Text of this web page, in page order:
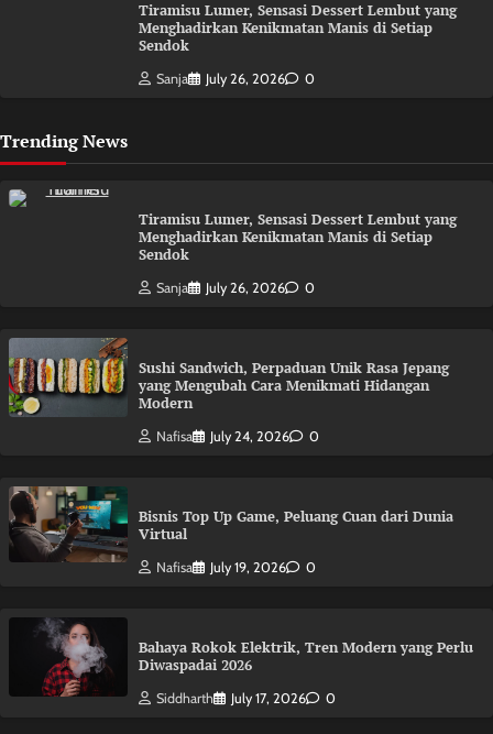
Tiramisu Lumer, Sensasi Dessert Lembut yang
Menghadirkan Kenikmatan Manis di Setiap
Sendok
Sanja July 26, 2026 0
Trending News
Tiramisu Lumer, Sensasi Dessert Lembut yang
Menghadirkan Kenikmatan Manis di Setiap
Sendok
Sanja July 26, 2026 0
Sushi Sandwich, Perpaduan Unik Rasa Jepang
yang Mengubah Cara Menikmati Hidangan
Modern
Nafisa July 24, 2026 0
Bisnis Top Up Game, Peluang Cuan dari Dunia
Virtual
Nafisa July 19, 2026 0
Bahaya Rokok Elektrik, Tren Modern yang Perlu
Diwaspadai 2026
Siddharth July 17, 2026 0